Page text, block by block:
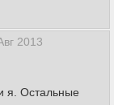
2013
я. Остальные